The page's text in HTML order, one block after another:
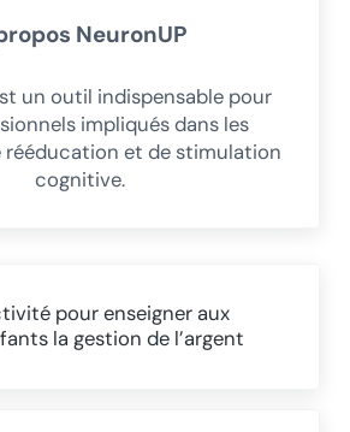
NeuronUP
un outil indispensable pour
impliqués dans les
rééducation et de stimulation
cognitive.
pour enseigner aux
la gestion de l’argent